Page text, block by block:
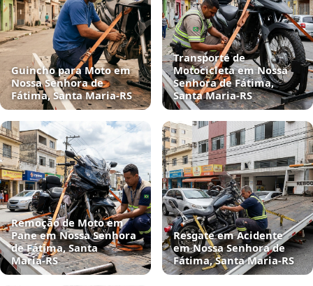
Guincho para Moto em
Nossa Senhora de
Fátima, Santa Maria‑RS
Transporte de
Motocicleta em Nossa
Senhora de Fátima,
Santa Maria‑RS
Remoção de Moto em
Pane em Nossa Senhora
de Fátima, Santa
Maria‑RS
Resgate em Acidente
em Nossa Senhora de
Fátima, Santa Maria‑RS